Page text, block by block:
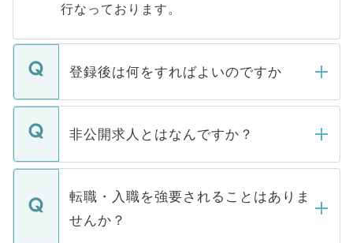
行なっております。
登録後は何をすればよいのですか
ご登録いただきましたら、弊社担当者がご
登録内容を確認し、その後メールもしくは
ます。通常、5営業日以内にはご連絡をせて
いただきますので、しばらくお待ちくださ
非公開求人とはなんですか？
マイナビDOCTORで取り扱っている求人の
うち約3割は、Webサイトからご覧いただ
けない「非公開求人」です。非公開求人は
下記の理由によって、一般には公開してい
転職・入職を強要されることはありま
せんか？